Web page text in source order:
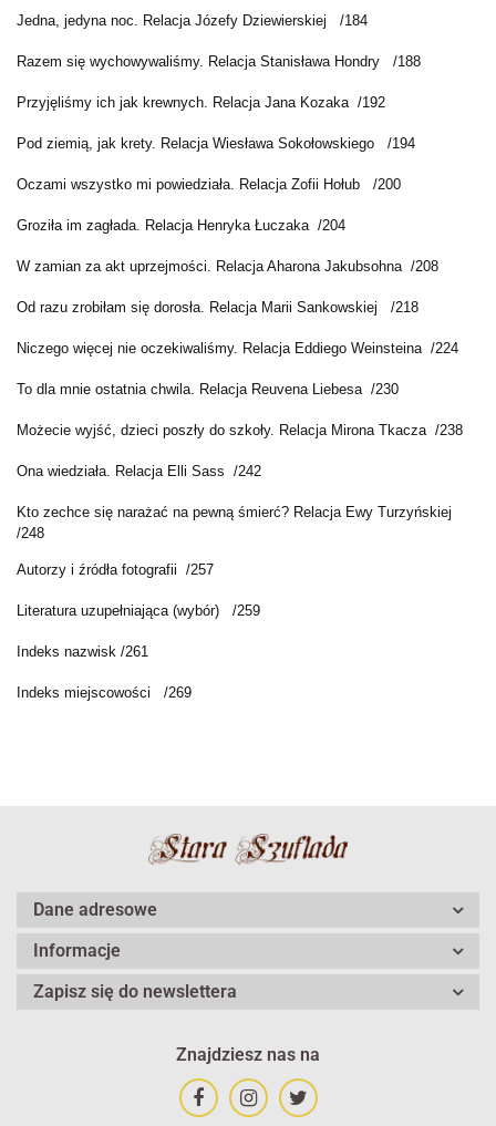
Jedna, jedyna noc. Relacja Józefy Dziewierskiej /184
Razem się wychowywaliśmy. Relacja Stanisława Hondry /188
Przyjęliśmy ich jak krewnych. Relacja Jana Kozaka /192
Pod ziemią, jak krety. Relacja Wiesława Sokołowskiego /194
Oczami wszystko mi powiedziała. Relacja Zofii Hołub /200
Groziła im zagłada. Relacja Henryka Łuczaka /204
W zamian za akt uprzejmości. Relacja Aharona Jakubsohna /208
Od razu zrobiłam się dorosła. Relacja Marii Sankowskiej /218
Niczego więcej nie oczekiwaliśmy. Relacja Eddiego Weinsteina /224
To dla mnie ostatnia chwila. Relacja Reuvena Liebesa /230
Możecie wyjść, dzieci poszły do szkoły. Relacja Mirona Tkacza /238
Ona wiedziała. Relacja Elli Sass /242
Kto zechce się narażać na pewną śmierć? Relacja Ewy Turzyńskiej
/248
Autorzy i źródła fotografii /257
Literatura uzupełniająca (wybór) /259
Indeks nazwisk /261
Indeks miejscowości /269
Dane adresowe
Informacje
Zapisz się do newslettera
Znajdziesz nas na